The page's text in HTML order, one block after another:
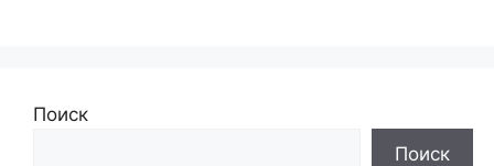
Поиск
Поиск